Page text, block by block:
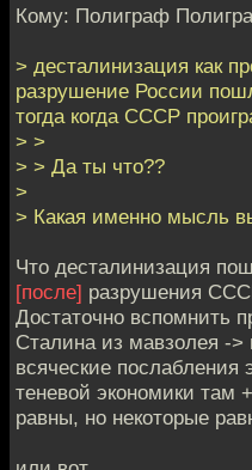
Кому: Полиграф
> десталинизация как
разрушение России
тогда когда СССР
> >
> > Да ты что??
>
> Какая именно мысль
Что десталинизация
[после] разрушения
Достаточно вспомнить
Сталина из мавзолея ->
всяческие послабления
теневой экономики там
равны, но некоторые